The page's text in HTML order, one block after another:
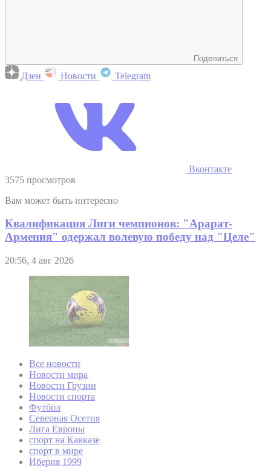
Поделиться
Дзен Новости Telegram
Вконтакте
3575 просмотров
Вам может быть интересно
Квалификация Лиги чемпионов: "Арарат-
Армения" одержал волевую победу над "Целе"
20:56, 4 авг 2026
Все новости
Новости мира
Новости Грузии
Новости спорта
Футбол
Северная Осетия
Лига Европы
спорт на Кавказе
спорт в мире
Иберия 1999